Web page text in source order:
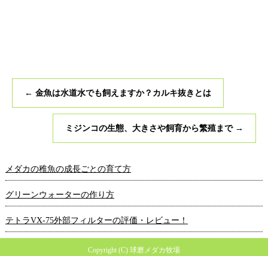
← 金魚は水道水でも飼えますか？カルキ抜きとは
ミジンコの生態、大きさや飼育から繁殖まで →
メダカの稚魚の成長ごとの育て方
グリーンウォーターの作り方
テトラVX-75外部フィルターの評価・レビュー！
Copyright (C) 球磨メダカ牧場